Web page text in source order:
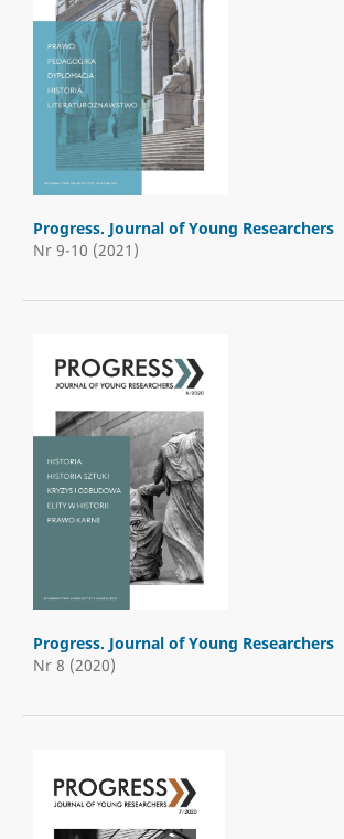
Progress. Journal of Young Researchers
Nr 9-10 (2021)
Progress. Journal of Young Researchers
Nr 8 (2020)